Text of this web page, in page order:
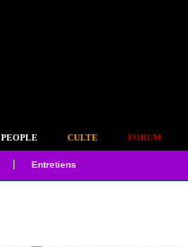
PEOPLE CULTE FORUM
Entretiens